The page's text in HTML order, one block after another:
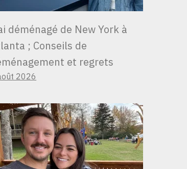
déménagé de New York à
; Conseils de
et regrets
2026